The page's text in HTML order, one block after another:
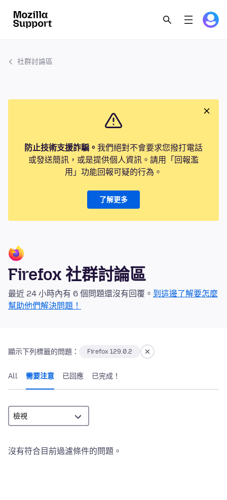
社群討論區
防止技術支援詐騙。 我們絕對不會要求您撥打電話
或發送簡訊，或是提供個人資訊。請用「回報濫
用」功能回報可疑的行為。
了解更多
Firefox 社群討論區
最近 24 小時內有 6 個問題還沒有回覆。 到這邊了解要怎麼
幫助他們解決問題！
顯示下列標籤的問題： Firefox 129.0.2
All 需要注意 已回應 已完成！
沒有符合目前過濾條件的問題。